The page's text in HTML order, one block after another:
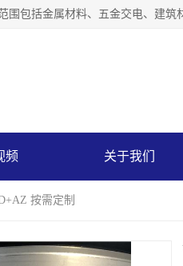
频 关于我们
按需定制